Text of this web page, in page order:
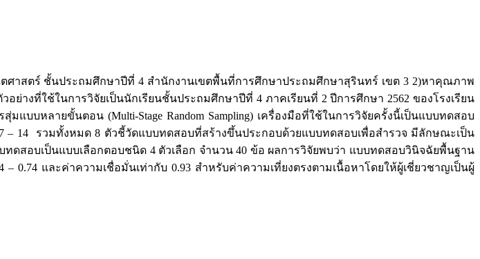
ชั้นประถมศึกษาปีที่ 4 สำนักงานเขตพื้นที่การศึกษาประถมศึกษาสุรินทร์ เขต 3 2)หาคุณภาพ
งที่ใช้ในการวิจัยเป็นนักเรียนชั้นประถมศึกษาปีที่ 4 ภาคเรียนที่ 2 ปีการศึกษา 2562 ของโรงเรียน
บบหลายขั้นตอน (Multi-Stage Random Sampling) เครื่องมือที่ใช้ในการวิจัยครั้งนี้เป็นแบบทดสอบ
14 รวมทั้งหมด 8 ตัวชี้วัดแบบทดสอบที่สร้างขึ้นประกอบด้วยแบบทดสอบเพื่อสำรวจ มีลักษณะเป็น
สอบเป็นแบบเลือกตอบชนิด 4 ตัวเลือก จำนวน 40 ข้อ ผลการวิจัยพบว่า แบบทดสอบวินิจฉัยพื้นฐาน
0.74 และค่าความเชื่อมั่นเท่ากับ 0.93 สำหรับค่าความเที่ยงตรงตามเนื้อหาโดยให้ผู้เชี่ยวชาญเป็นผู้